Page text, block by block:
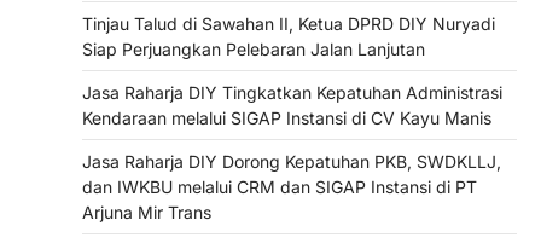
Tinjau Talud di Sawahan II, Ketua DPRD DIY Nuryadi
Siap Perjuangkan Pelebaran Jalan Lanjutan
Jasa Raharja DIY Tingkatkan Kepatuhan Administrasi
Kendaraan melalui SIGAP Instansi di CV Kayu Manis
Jasa Raharja DIY Dorong Kepatuhan PKB, SWDKLLJ,
dan IWKBU melalui CRM dan SIGAP Instansi di PT
Arjuna Mir Trans